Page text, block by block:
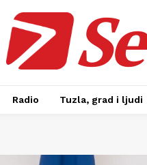
Radio Tuzla, grad i ljudi